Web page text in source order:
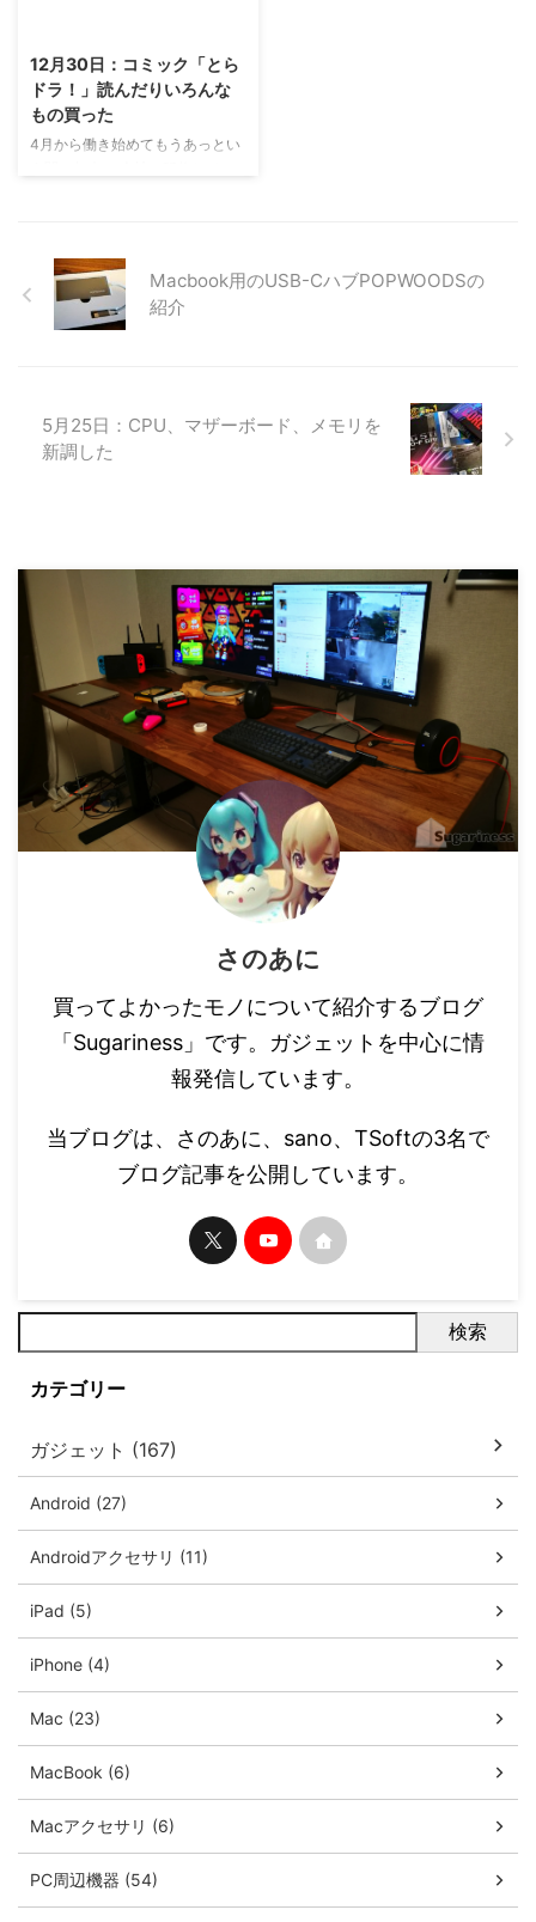
し業者から届いたダンボールに書
籍、衣類とか詰め込んでた。
https://twitter.com/ykakey/statu
s/838249512938319872 これな
12月30日：コミック「とら
ドラ！」読んだりいろんな
もの買った
4月から働き始めてもうあっとい
ン2、マリオオデッセイしたり、
PUBGでドン勝つ食べたり食べら
れなかったり、ロケットリーグし
たり。。。 あと12月に25歳の誕
に帰っていろんなもの買いまし
た。 ダイソーの200円イヤホン
Macbook用のUSB-CハブPOPWOODSの
紹介
5月25日：CPU、マザーボード、メモリを
新調した
さのあに
買ってよかったモノについて紹介するブログ
「Sugariness」です。ガジェットを中心に情
報発信しています。
当ブログは、さのあに、sano、TSoftの3名で
ブログ記事を公開しています。
検索
カテゴリー
ガジェット (167)
Android (27)
Androidアクセサリ (11)
iPad (5)
iPhone (4)
Mac (23)
MacBook (6)
Macアクセサリ (6)
PC周辺機器 (54)